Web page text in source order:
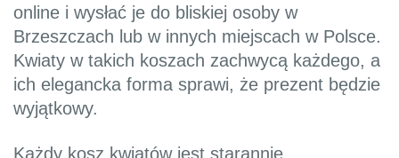
online i wysłać je do bliskiej osoby w
Brzeszczach lub w innych miejscach w Polsce.
Kwiaty w takich koszach zachwycą każdego, a
ich elegancka forma sprawi, że prezent będzie
wyjątkowy.
Każdy kosz kwiatów jest starannie